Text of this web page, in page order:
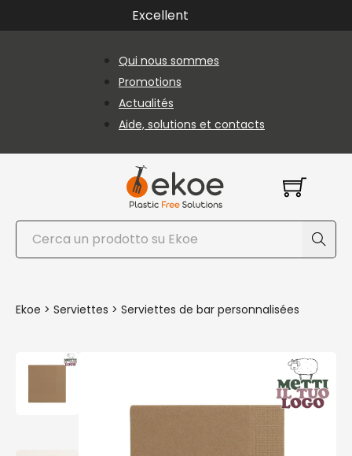
Passer au contenu principal
Passer au pied de page
Excellent
Qui nous sommes
Promotions
Actualités
Aide, solutions et contacts
Rechercher
Ekoe > Serviettes > Serviettes de bar personnalisées